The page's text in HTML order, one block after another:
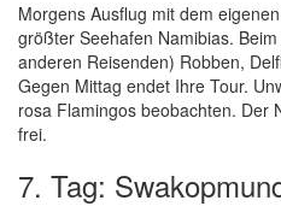
Morgens Ausflug mit dem
größter Seehafen Namibias.
anderen Reisenden) Robben,
Gegen Mittag endet Ihre Tour.
rosa Flamingos beobachten. Der
frei.
7. Tag: